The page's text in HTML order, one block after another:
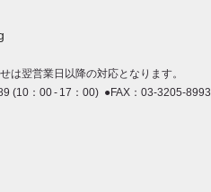
は翌営業日以降の対応となります。
(10：00 - 17：00) ●FAX：03-3205-8993